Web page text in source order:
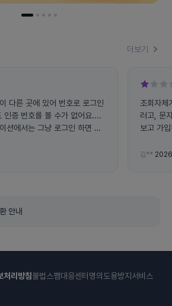
더보기
다른 곳에 있어 번호로 로그인
인증 번호를 볼 수가 없어요....
션에서는 그냥 로그인 하면 사
조회자체
러고, 문
보고 가
김**
안내
처리방침불법스팸대응센터 명의도용방지서비스